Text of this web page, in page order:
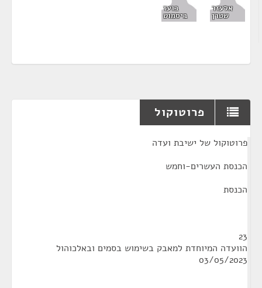
אלעזר
שטרן
בועז
ביסמוט
פרוטוקול
פרוטוקול של ישיבת ועדה
הכנסת העשרים-וחמש
הכנסת
23
הוועדה המיוחדת למאבק בשימוש בסמים ובאלכוהול
03/05/2023